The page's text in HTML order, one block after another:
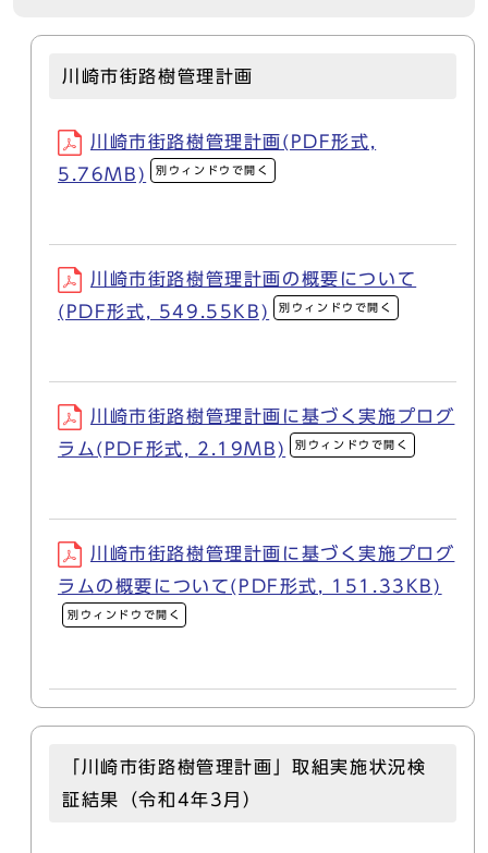
川崎市街路樹管理計画
川崎市街路樹管理計画(PDF形式,
5.76MB)
別ウィンドウで開く
川崎市街路樹管理計画の概要について
(PDF形式, 549.55KB)
別ウィンドウで開く
川崎市街路樹管理計画に基づく実施プログ
ラム(PDF形式, 2.19MB)
別ウィンドウで開く
川崎市街路樹管理計画に基づく実施プログ
ラムの概要について(PDF形式, 151.33KB)
別ウィンドウで開く
「川崎市街路樹管理計画」取組実施状況検
証結果（令和4年3月）